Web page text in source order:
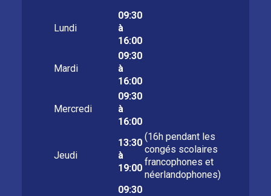
Lundi
09:30
à
16:00
Mardi
09:30
à
16:00
Mercredi
09:30
à
16:00
Jeudi
13:30
à
19:00
(16h pendant les
congés scolaires
francophones et
néerlandophones)
09:30